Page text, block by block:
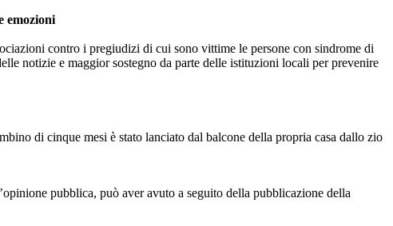
emozioni
contro i pregiudizi di cui sono vittime le persone con sindrome di
notizie e maggior sostegno da parte delle istituzioni locali per prevenire
di cinque mesi è stato lanciato dal balcone della propria casa dallo zio
pubblica, può aver avuto a seguito della pubblicazione della